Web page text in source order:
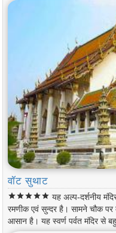
वॉट सुथाट
starstarstarstarstar यह अल्प-दर्शनीय
रमणीक एवं सुन्दर है। सामने चौक
आसान है। यह स्वर्ण पर्वत मंदिर से